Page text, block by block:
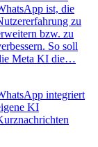
ist, die
zu
bzw. zu
So soll
Meta KI die…
integriert
KI